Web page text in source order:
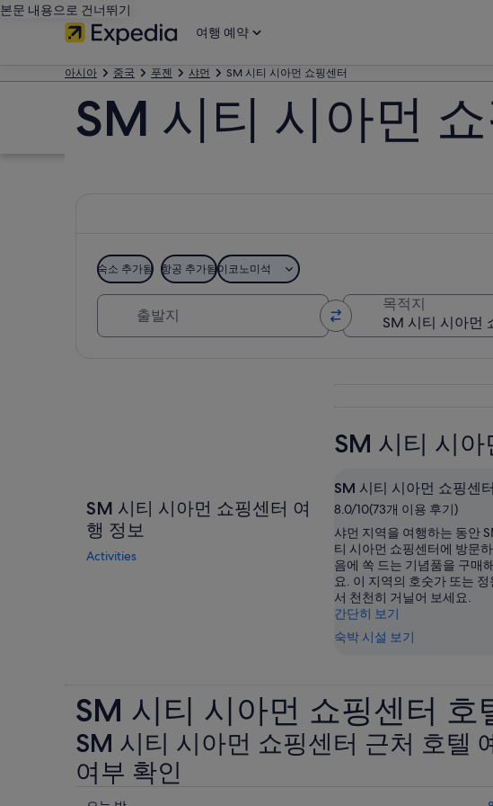
본문 내용으로 건너뛰기
여행 예약
아시아 중국 푸젠 샤먼 SM 시티 시아먼 쇼핑센터
SM 시티 시아먼
숙소 추가됨 항공 추가됨이코노미석
목적지
SM 시티 시아먼 쇼핑센터 여
행 정보
Activities
SM 시티 시
SM 시티 시아먼 쇼핑센터
8.0/10(73개 이용 후기)
샤먼 지역을 여행하는 동안
티 시아먼 쇼핑센터에 방문
음에 쏙 드는 기념품을 구매
요. 이 지역의 호숫가 또는 정
서 천천히 거닐어 보세요.
간단히 보기
숙박 시설 보기
SM 시티 시아먼 쇼핑센터 호
SM 시티 시아먼 쇼핑센터 근처 호텔
여부 확인